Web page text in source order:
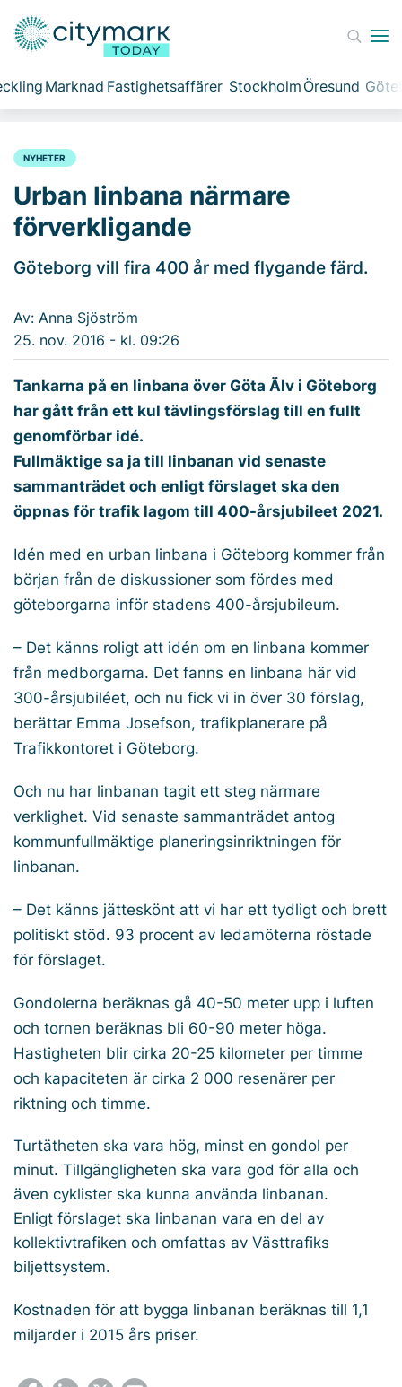
Marknad Fastighetsaffärer Stockholm Öresund
NYHETER
Urban linbana närmare
förverkligande
Göteborg vill fira 400 år med flygande färd.
Av: Anna Sjöström
25. nov. 2016 - kl. 09:26
Tankarna på en linbana över Göta Älv i Göteborg
har gått från ett kul tävlingsförslag till en fullt
genomförbar idé.
Fullmäktige sa ja till linbanan vid senaste
sammanträdet och enligt förslaget ska den
öppnas för trafik lagom till 400-årsjubileet 2021.
Idén med en urban linbana i Göteborg kommer från
början från de diskussioner som fördes med
göteborgarna inför stadens 400-årsjubileum.
– Det känns roligt att idén om en linbana kommer
från medborgarna. Det fanns en linbana här vid
300-årsjubiléet, och nu fick vi in över 30 förslag,
berättar Emma Josefson, trafikplanerare på
Trafikkontoret i Göteborg.
Och nu har linbanan tagit ett steg närmare
verklighet. Vid senaste sammanträdet antog
kommunfullmäktige planeringsinriktningen för
linbanan.
– Det känns jätteskönt att vi har ett tydligt och brett
politiskt stöd. 93 procent av ledamöterna röstade
för förslaget.
Gondolerna beräknas gå 40-50 meter upp i luften
och tornen beräknas bli 60-90 meter höga.
Hastigheten blir cirka 20-25 kilometer per timme
och kapaciteten är cirka 2 000 resenärer per
riktning och timme.
Turtätheten ska vara hög, minst en gondol per
minut. Tillgängligheten ska vara god för alla och
även cyklister ska kunna använda linbanan.
Enligt förslaget ska linbanan vara en del av
kollektivtrafiken och omfattas av Västtrafiks
biljettsystem.
Kostnaden för att bygga linbanan beräknas till 1,1
miljarder i 2015 års priser.